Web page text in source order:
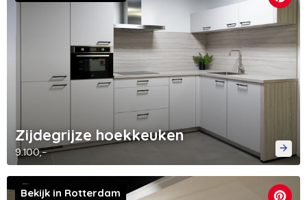
Zijdegrijze hoekkeuken
9.100,-
Bekijk in Rotterdam